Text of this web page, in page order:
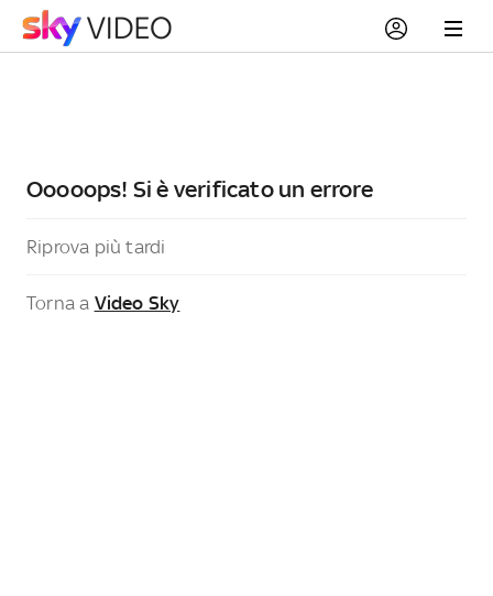
Ooooops! Si è verificato un errore
Riprova più tardi
Torna a Video Sky